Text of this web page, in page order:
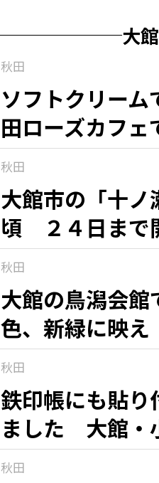
大
秋田
ソフトクリー
田ローズカフェ
秋田
大館市の「十
頃 ２４日まで
秋田
大館の鳥潟会
色、新緑に映え
秋田
鉄印帳にも貼り
ました 大館・
秋田